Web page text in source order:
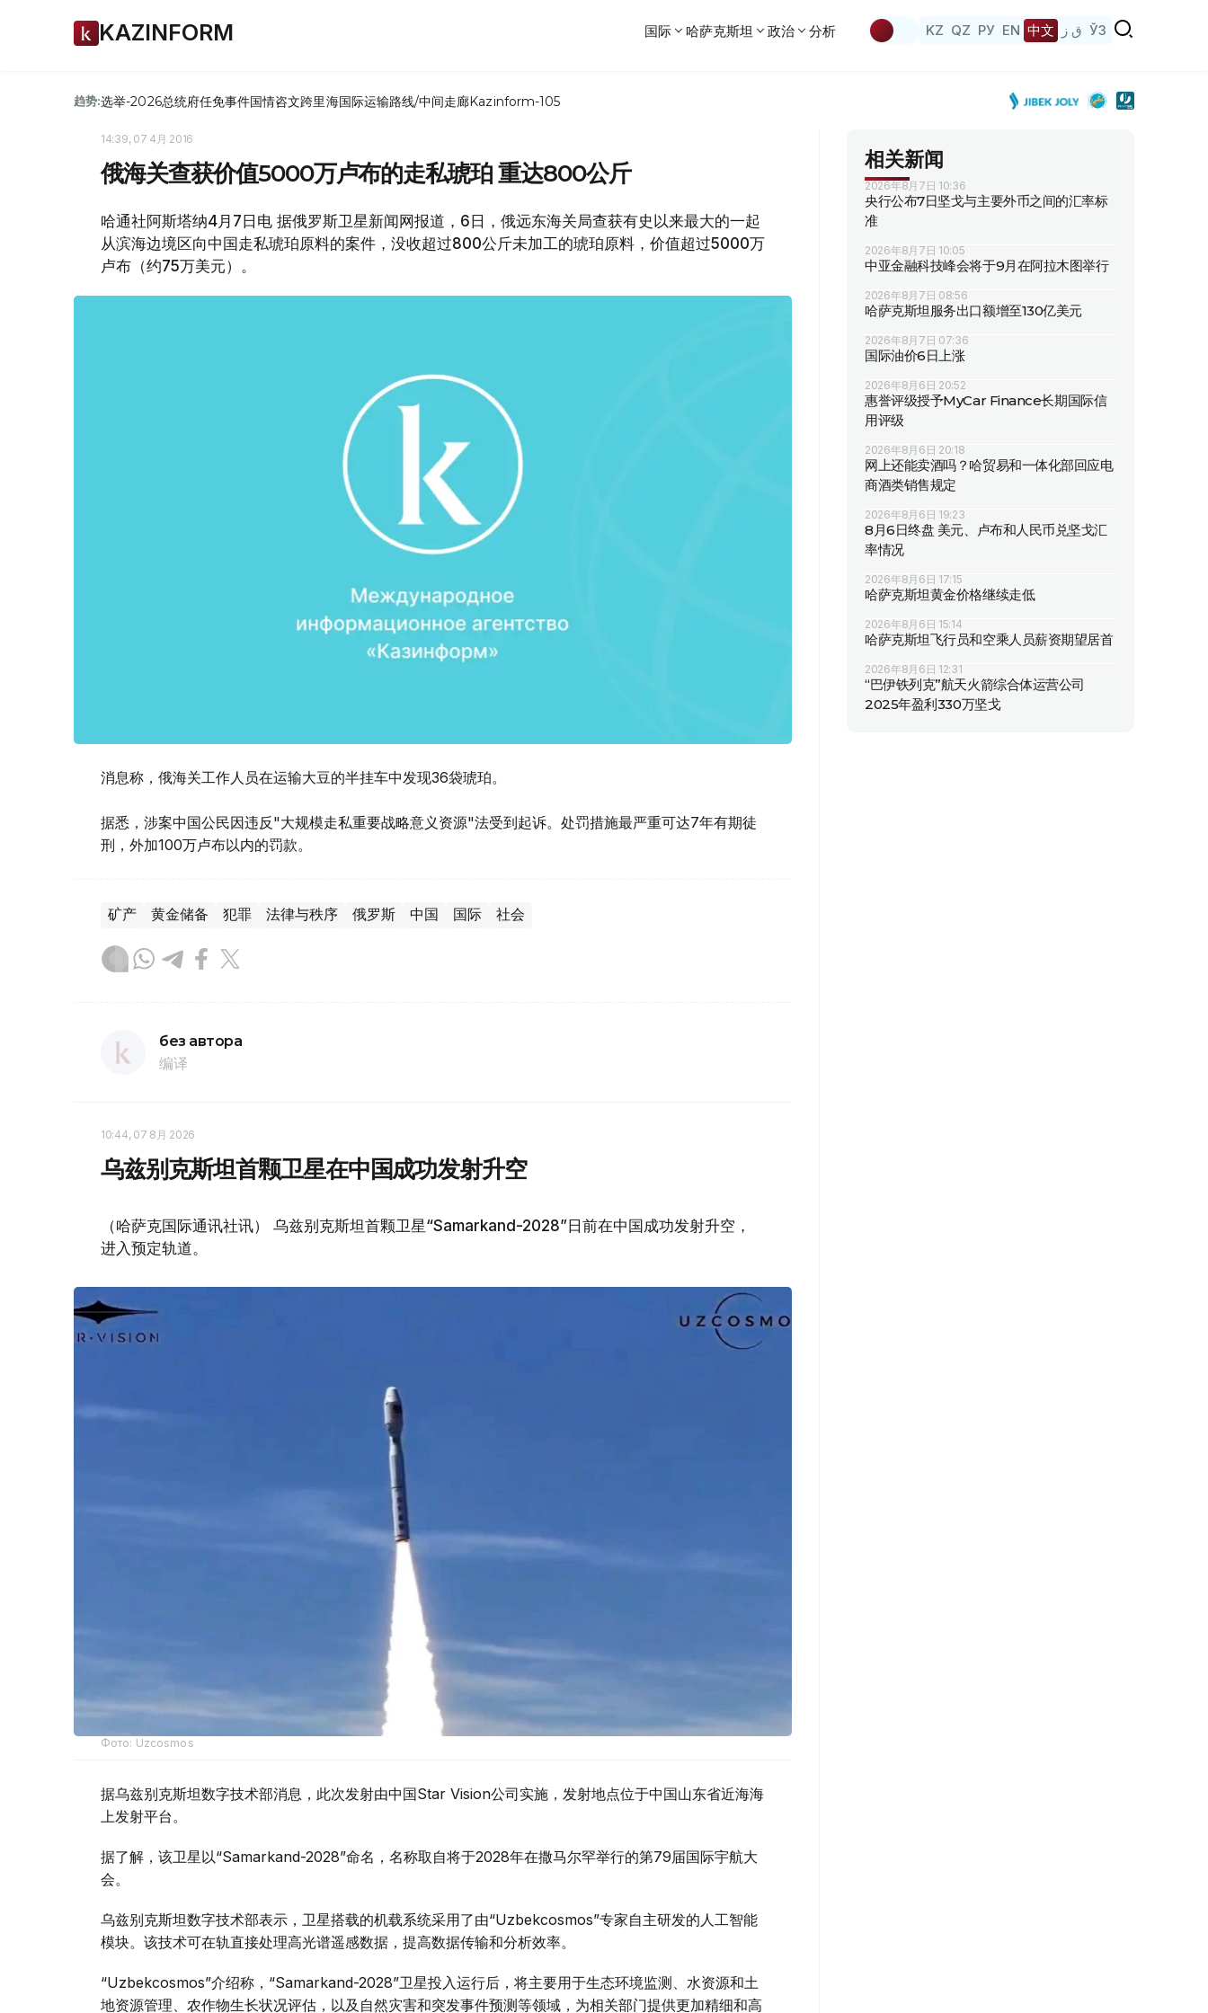
KAZINFORM 国际 哈萨克斯坦 政治 分析 KZ QZ РУ EN 中文 ق ز ЎЗ
趋势:选举-2026总统府任免事件国情咨文跨里海国际运输路线/中间走廊Kazinform-105
14:39, 07 4月 2016
俄海关查获价值5000万卢布的走私琥珀 重达800公斤
哈通社阿斯塔纳4月7日电 据俄罗斯卫星新闻网报道，6日，俄远东海关局查获有史以来最大的一起
从滨海边境区向中国走私琥珀原料的案件，没收超过800公斤未加工的琥珀原料，价值超过5000万
卢布（约75万美元）。
消息称，俄海关工作人员在运输大豆的半挂车中发现36袋琥珀。
据悉，涉案中国公民因违反"大规模走私重要战略意义资源"法受到起诉。处罚措施最严重可达7年有期徒
刑，外加100万卢布以内的罚款。
矿产 黄金储备 犯罪 法律与秩序 俄罗斯 中国 国际 社会
без автора
编译
10:44, 07 8月 2026
乌兹别克斯坦首颗卫星在中国成功发射升空
（哈萨克国际通讯社讯） 乌兹别克斯坦首颗卫星“Samarkand-2028”日前在中国成功发射升空，
进入预定轨道。
Фото: Uzcosmos
据乌兹别克斯坦数字技术部消息，此次发射由中国Star Vision公司实施，发射地点位于中国山东省近海海
上发射平台。
据了解，该卫星以“Samarkand-2028”命名，名称取自将于2028年在撒马尔罕举行的第79届国际宇航大
会。
乌兹别克斯坦数字技术部表示，卫星搭载的机载系统采用了由“Uzbekcosmos”专家自主研发的人工智能
模块。该技术可在轨直接处理高光谱遥感数据，提高数据传输和分析效率。
“Uzbekcosmos”介绍称，“Samarkand-2028”卫星投入运行后，将主要用于生态环境监测、水资源和土
地资源管理、农作物生长状况评估，以及自然灾害和突发事件预测等领域，为相关部门提供更加精细和高
相关新闻
2026年8月7日 10:36
央行公布7日坚戈与主要外币之间的汇率标
准
2026年8月7日 10:05
中亚金融科技峰会将于9月在阿拉木图举行
2026年8月7日 08:56
哈萨克斯坦服务出口额增至130亿美元
2026年8月7日 07:36
国际油价6日上涨
2026年8月6日 20:52
惠誉评级授予MyCar Finance长期国际信
用评级
2026年8月6日 20:18
网上还能卖酒吗？哈贸易和一体化部回应电
商酒类销售规定
2026年8月6日 19:23
8月6日终盘 美元、卢布和人民币兑坚戈汇
率情况
2026年8月6日 17:15
哈萨克斯坦黄金价格继续走低
2026年8月6日 15:14
哈萨克斯坦飞行员和空乘人员薪资期望居首
2026年8月6日 12:31
“巴伊铁列克”航天火箭综合体运营公司
2025年盈利330万坚戈